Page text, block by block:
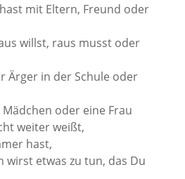
mit Eltern, Freund oder
willst, raus musst oder
Ärger in der Schule oder
oder eine Frau
weiter weißt,
hast,
wirst etwas zu tun, das Du